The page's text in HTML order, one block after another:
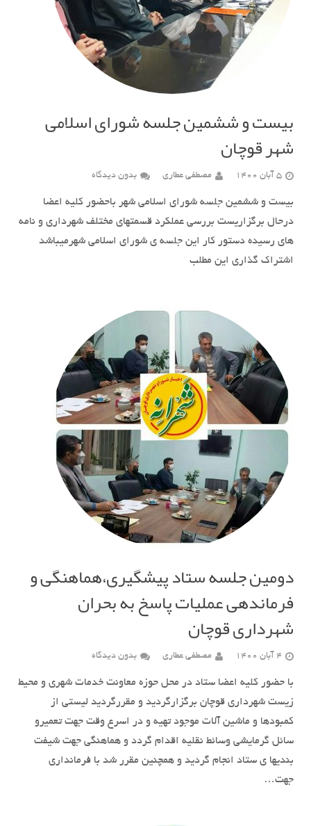
بیست و ششمین جلسه شورای اسلامی
شهر قوچان
5 آبان 1400 مصطفی عطاری بدون دیدگاه
بیست و ششمین جلسه شورای اسلامی شهر باحضور کلیه اعضا
درحال برگزاریست بررسی عملکرد قسمتهای مختلف شهرداری و نامه
های رسیده دستور کار این جلسه ی شورای اسلامی شهرمیباشد
اشتراک گذاری این مطلب
دومین جلسه ستاد پیشگیری،هماهنگی و
فرماندهی عملیات پاسخ به بحران
شهرداری قوچان
4 آبان 1400 مصطفی عطاری بدون دیدگاه
با حضور کلیه اعضا ستاد در محل حوزه معاونت خدمات شهری و محیط
زیست شهرداری قوچان برگزارگردید و مقررگردید لیستی از
کمبودها و ماشین آلات موجود تهیه و در اسرع وقت جهت تعمیرو
سائل گرمایشی وسائط نقلیه اقدام گردد و هماهنگی جهت شیفت
بندیها ی ستاد انجام گردید و همچنین مقرر شد با فرمانداری
جهت…